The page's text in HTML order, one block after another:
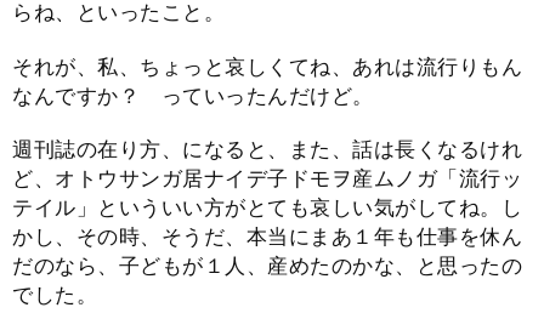
らね、といったこと。
それが、私、ちょっと哀しくてね、あれは流行りもん
なんですか？ っていったんだけど。
週刊誌の在り方、になると、また、話は長くなるけれ
ど、オトウサンガ居ナイデ子ドモヲ産ムノガ「流行ッ
テイル」といういい方がとても哀しい気がしてね。し
かし、その時、そうだ、本当にまあ１年も仕事を休ん
だのなら、子どもが１人、産めたのかな、と思ったの
でした。